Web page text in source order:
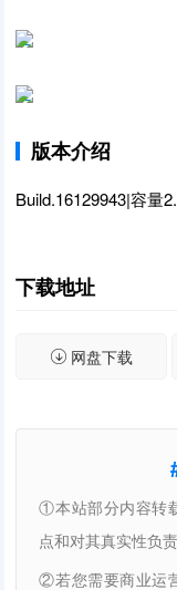
版本介绍
Build.16129943|容量
下载地址
网盘下载
①本站部分内容转
点和对其真实性负责
②若您需要商业运